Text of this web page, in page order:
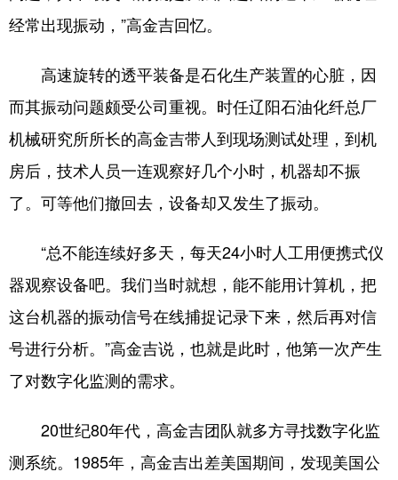
经常出现振动，”高金吉回忆。
高速旋转的透平装备是石化生产装置的心脏，因
而其振动问题颇受公司重视。时任辽阳石油化纤总厂
机械研究所所长的高金吉带人到现场测试处理，到机
房后，技术人员一连观察好几个小时，机器却不振
了。可等他们撤回去，设备却又发生了振动。
“总不能连续好多天，每天24小时人工用便携式仪
器观察设备吧。我们当时就想，能不能用计算机，把
这台机器的振动信号在线捕捉记录下来，然后再对信
号进行分析。”高金吉说，也就是此时，他第一次产生
了对数字化监测的需求。
20世纪80年代，高金吉团队就多方寻找数字化监
测系统。1985年，高金吉出差美国期间，发现美国公